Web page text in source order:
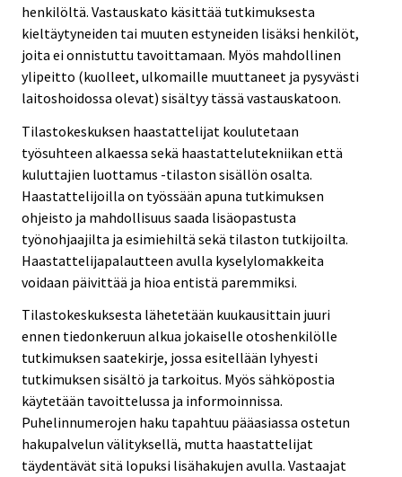
henkilöltä. Vastauskato käsittää tutkimuksesta
kieltäytyneiden tai muuten estyneiden lisäksi henkilöt,
joita ei onnistuttu tavoittamaan. Myös mahdollinen
ylipeitto (kuolleet, ulkomaille muuttaneet ja pysyvästi
laitoshoidossa olevat) sisältyy tässä vastauskatoon.
Tilastokeskuksen haastattelijat koulutetaan
työsuhteen alkaessa sekä haastattelutekniikan että
kuluttajien luottamus -tilaston sisällön osalta.
Haastattelijoilla on työssään apuna tutkimuksen
ohjeisto ja mahdollisuus saada lisäopastusta
työnohjaajilta ja esimiehiltä sekä tilaston tutkijoilta.
Haastattelijapalautteen avulla kyselylomakkeita
voidaan päivittää ja hioa entistä paremmiksi.
Tilastokeskuksesta lähetetään kuukausittain juuri
ennen tiedonkeruun alkua jokaiselle otoshenkilölle
tutkimuksen saatekirje, jossa esitellään lyhyesti
tutkimuksen sisältö ja tarkoitus. Myös sähköpostia
käytetään tavoittelussa ja informoinnissa.
Puhelinnumerojen haku tapahtuu pääasiassa ostetun
hakupalvelun välityksellä, mutta haastattelijat
täydentävät sitä lopuksi lisähakujen avulla. Vastaajat